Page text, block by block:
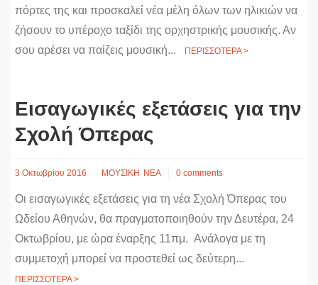
πόρτες της και προσκαλεί νέα μέλη όλων των ηλικιών να
ζήσουν το υπέροχο ταξίδι της ορχηστρικής μουσικής. Αν
σου αρέσει να παίζεις μουσική...
ΠΕΡΙΣΣΟΤΕΡΑ >
Εισαγωγικές εξετάσεις για την
Σχολή Όπερας
3 Οκτωβρίου 2016 ΜΟΥΣΙΚΗ ΝΕΑ 0 comments
Οι εισαγωγικές εξετάσεις για τη νέα Σχολή Όπερας του
Ωδείου Αθηνών, θα πραγματοποιηθούν την Δευτέρα, 24
Oκτωβρίου, με ώρα έναρξης 11πμ. Ανάλογα με τη
συμμετοχή μπορεί να προστεθεί ως δεύτερη...
ΠΕΡΙΣΣΟΤΕΡΑ >